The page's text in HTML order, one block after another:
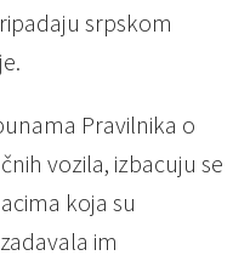
srpskom
Pravilnika o
vozila, izbacuju se
koja su
im